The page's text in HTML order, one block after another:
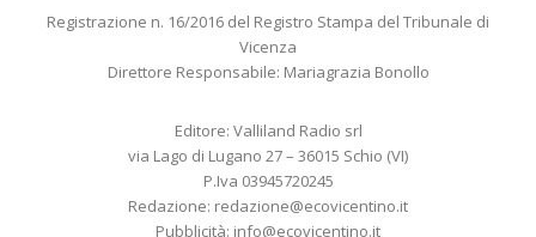
Registrazione n. 16/2016 del Registro Stampa del Tribunale di
Vicenza
Direttore Responsabile: Mariagrazia Bonollo
Editore: Valliland Radio srl
via Lago di Lugano 27 – 36015 Schio (VI)
P.Iva 03945720245
Redazione: redazione@ecovicentino.it
Pubblicità: info@ecovicentino.it